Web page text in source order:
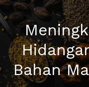
Bahan